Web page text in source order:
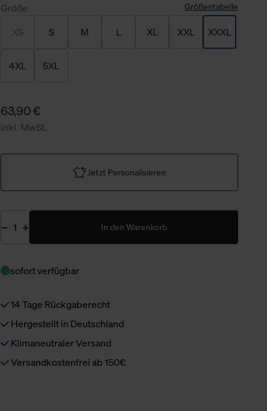
Größe Größentabelle
XS S M L XL XXL XXXL
4XL 5XL
63,90 €
inkl. MwSt.
Jetzt Personalisieren
In den Warenkorb
sofort verfügbar
14 Tage Rückgaberecht
Hergestellt in Deutschland
Klimaneutraler Versand
Versandkostenfrei ab 150€